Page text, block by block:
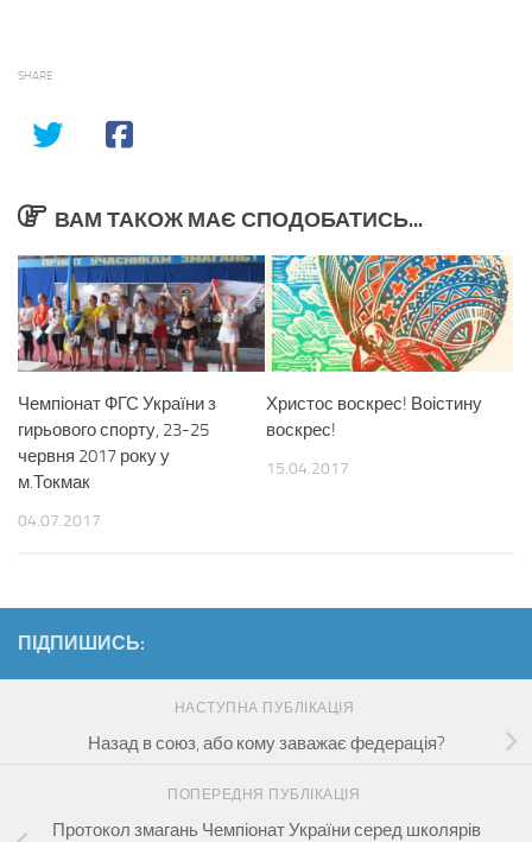
SHARE
ВАМ ТАКОЖ МАЄ СПОДОБАТИСЬ...
Чемпіонат ФГС України з
гирьового спорту, 23-25
червня 2017 року у
м.Токмак
04.07.2017
Христос воскрес! Воістину
воскрес!
15.04.2017
ПІДПИШИСЬ:
НАСТУПНА ПУБЛІКАЦІЯ
Назад в союз, або кому заважає федерація?
ПОПЕРЕДНЯ ПУБЛІКАЦІЯ
Протокол змагань Чемпіонат України серед школярів